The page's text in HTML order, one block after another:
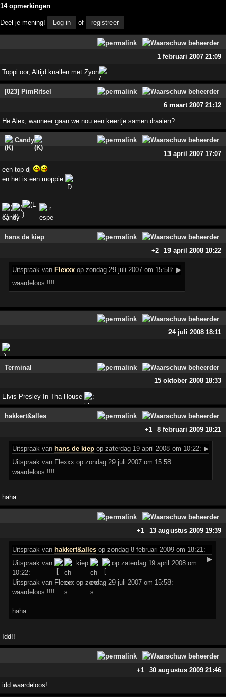
14 opmerkingen
Deel je mening! Log in of registreer
1 februari 2007 21:09
Toppi oor, Altijd knallen met Zyon
[023] PimRitsel
6 maart 2007 21:12
He Alex, wanneer gaan we nou een keertje samen draaien?
Candy
13 april 2007 17:07
een top dj
en het is een moppie
candy
hans de kiep
+2
19 april 2008 10:22
Uitspraak van Flexxx op zondag 29 juli 2007 om 15:58: ▶
waardeloos !!!!
24 juli 2008 18:11
Terminal
15 oktober 2008 18:33
Elvis Presley In Tha House
hakkert&alles
+1
8 februari 2009 18:21
Uitspraak van hans de kiep op zaterdag 19 april 2008 om 10:22: ▶
Uitspraak van Flexxx op zondag 29 juli 2007 om 15:58:
waardeloos !!!!
haha
+1 13 augustus 2009 19:39
Uitspraak van hakkert&alles op zondag 8 februari 2009 om 18:21:
▶
Uitspraak van kiep
op zaterdag 19 april 2008 om
10:22:
Uitspraak van Flexxx op zondag 29 juli 2007 om 15:58:
waardeloos !!!!
haha
Idd!!
+1 30 augustus 2009 21:46
idd waardeloos!